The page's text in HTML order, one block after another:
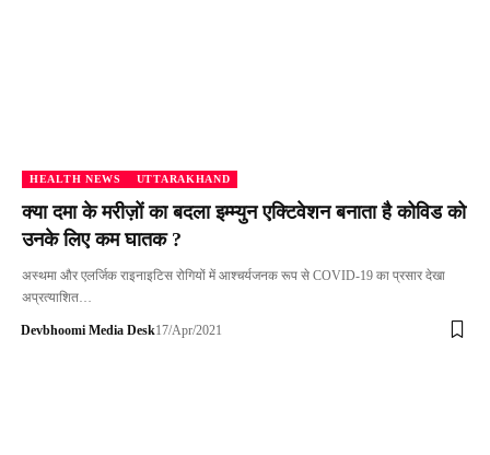
HEALTH NEWS UTTARAKHAND
क्या दमा के मरीज़ों का बदला इम्म्युन एक्टिवेशन बनाता है कोविड को
उनके लिए कम घातक ?
अस्थमा और एलर्जिक राइनाइटिस रोगियों में आश्चर्यजनक रूप से COVID-19 का प्रसार देखा
अप्रत्याशित…
Devbhoomi Media Desk17/Apr/2021